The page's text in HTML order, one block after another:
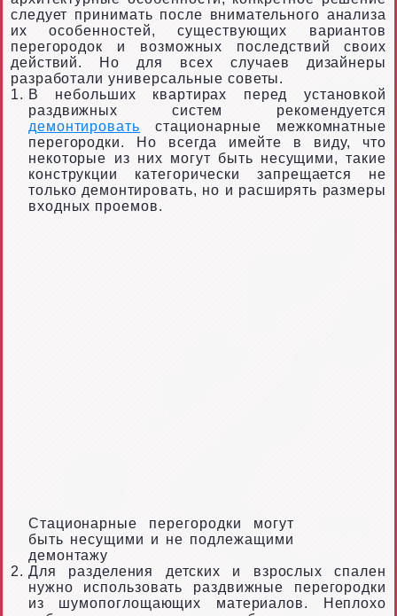
следует принимать после внимательного анализа
их особенностей, существующих вариантов
перегородок и возможных последствий своих
действий. Но для всех случаев дизайнеры
разработали универсальные советы.
В небольших квартирах перед установкой
раздвижных систем рекомендуется
демонтировать стационарные межкомнатные
перегородки. Но всегда имейте в виду, что
некоторые из них могут быть несущими, такие
конструкции категорически запрещается не
только демонтировать, но и расширять размеры
входных проемов.
Стационарные перегородки могут
быть несущими и не подлежащими
демонтажу
Для разделения детских и взрослых спален
нужно использовать раздвижные перегородки
из шумопоглощающих материалов. Неплохо